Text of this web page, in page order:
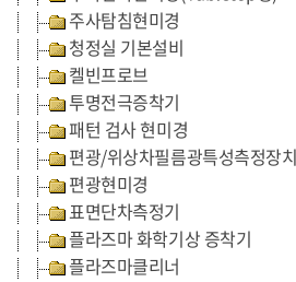
주사탐침현미경
청정실 기본설비
켈빈프로브
투명전극증착기
패턴 검사 현미경
편광/위상차필름광특성측정장치
편광현미경
표면단차측정기
플라즈마 화학기상 증착기
플라즈마클리너